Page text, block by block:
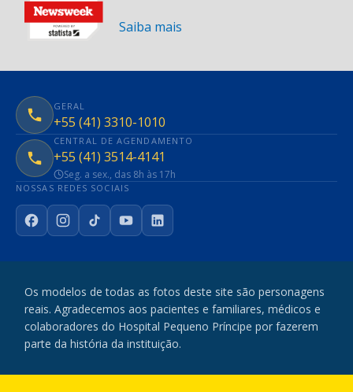
Saiba mais
GERAL
+55 (41) 3310-1010
CENTRAL DE AGENDAMENTO
+55 (41) 3514-4141
Seg. a sex., das 8h às 17h
NOSSAS REDES SOCIAIS
FacebookInstagram
TikTokYouTubeLinkedIn
Os modelos de todas as fotos deste site são personagens
reais. Agradecemos aos pacientes e familiares, médicos e
colaboradores do Hospital Pequeno Príncipe por fazerem
parte da história da instituição.